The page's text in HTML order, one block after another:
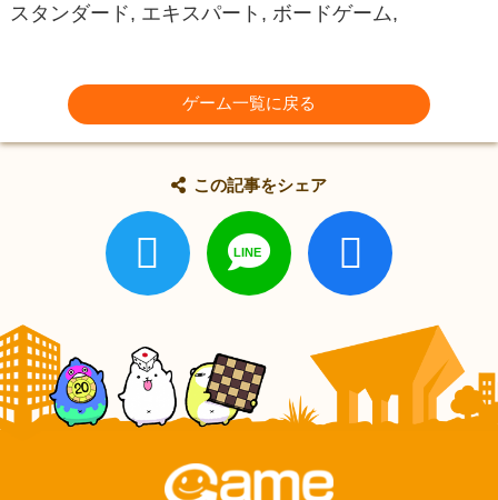
スタンダード, エキスパート, ボードゲーム,
ゲーム一覧に戻る
この記事をシェア